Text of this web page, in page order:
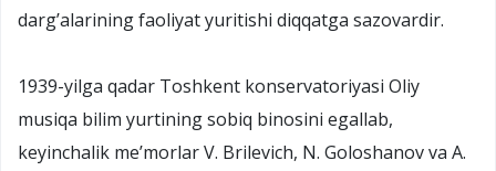
darg’alarining faoliyat yuritishi diqqatga sazovardir.
1939-yilga qadar Toshkent konservatoriyasi Oliy
musiqa bilim yurtining sobiq binosini egallab,
keyinchalik meʼmorlar V. Brilevich, N. Goloshanov va A.